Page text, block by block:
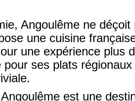
Angoulême ne
une cuisine
une expérience plus
ses plats
est une